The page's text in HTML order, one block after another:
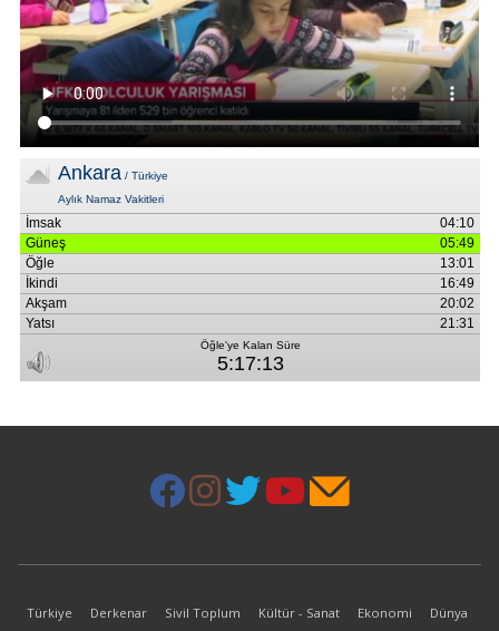
Türkiye Derkenar Sivil Toplum Kültür - Sanat Ekonomi Dünya